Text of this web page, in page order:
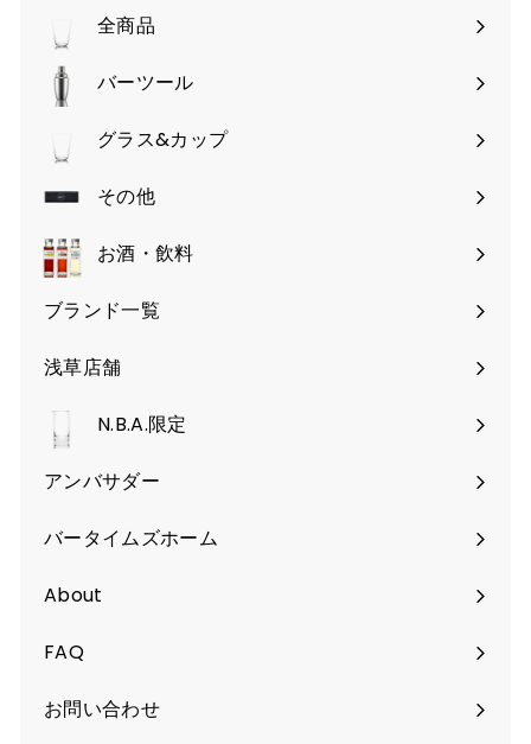
ア
全商品
バーツール
サ
メ
ニ
ー
を
く
グラス&カップ
サ
ブ
ニ
ュ
ー
を
く
その他
サ
ブ
メ
ニ
ー
を
開
く
お酒・飲料
ブランド一覧
浅草店舗
N.B.A.限定
アンバサダー
バータイムズホーム
About
FAQ
お問い合わせ